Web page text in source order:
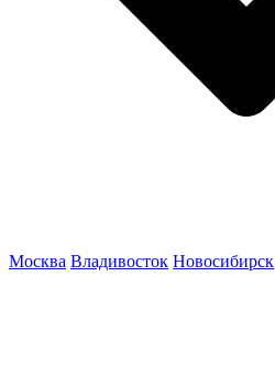
Москва Владивосток Новосибирск